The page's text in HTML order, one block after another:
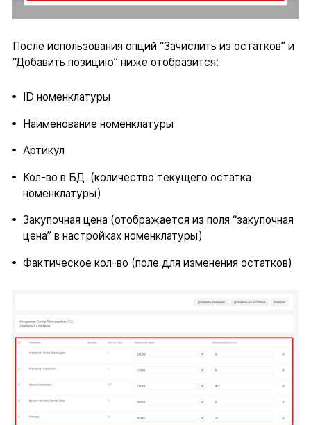
После использования опций “Зачислить из остатков” и
“Добавить позицию” ниже отобразится:
ID номенклатуры
Наименование номенклатуры
Артикул
Кол-во в БД (количество текущего остатка
номенклатуры)
Закупочная цена (отображается из поля “закупочная
цена” в настройках номенклатуры)
Фактическое кол-во (поле для изменения остатков)